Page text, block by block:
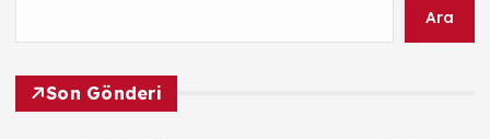
Ara
Son Gönderi